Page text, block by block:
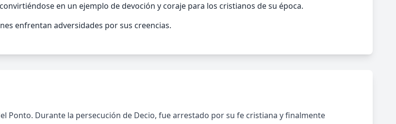
en un ejemplo de devoción y coraje para los cristianos de su época.
enfrentan adversidades por sus creencias.
Ponto. Durante la persecución de Decio, fue arrestado por su fe cristiana y finalmente